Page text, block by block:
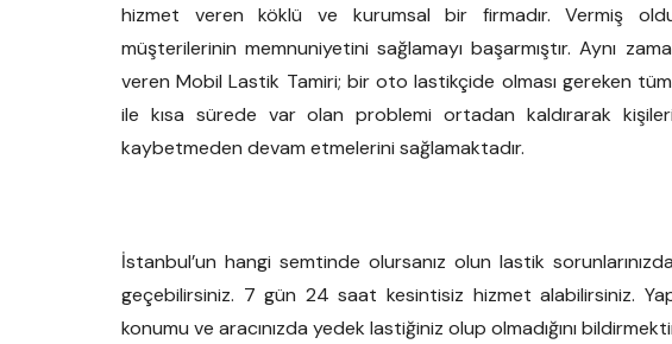
hizmet veren köklü ve kurumsal bir firmadır. Vermiş
müşterilerinin memnuniyetini sağlamayı başarmıştır. Aynı
veren Mobil Lastik Tamiri; bir oto lastikçide olması gereken
ile kısa sürede var olan problemi ortadan kaldırarak
kaybetmeden devam etmelerini sağlamaktadır.
İstanbul’un hangi semtinde olursanız olun lastik
geçebilirsiniz. 7 gün 24 saat kesintisiz hizmet alabilirsiniz.
konumu ve aracınızda yedek lastiğiniz olup olmadığını